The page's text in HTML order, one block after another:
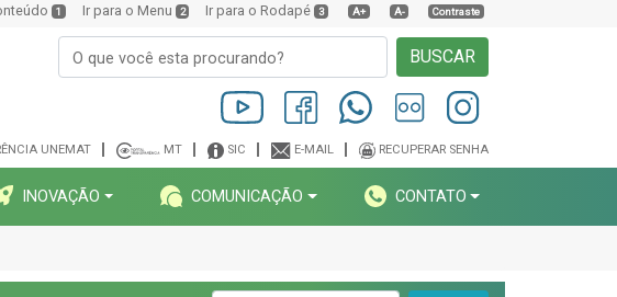
1 Ir para o Menu 2 Ir para o Rodapé 3 A+ A- Contraste
BUSCAR
UNEMAT MT SIC E-MAIL RECUPERAR SENHA
INOVAÇÃO COMUNICAÇÃO CONTATO